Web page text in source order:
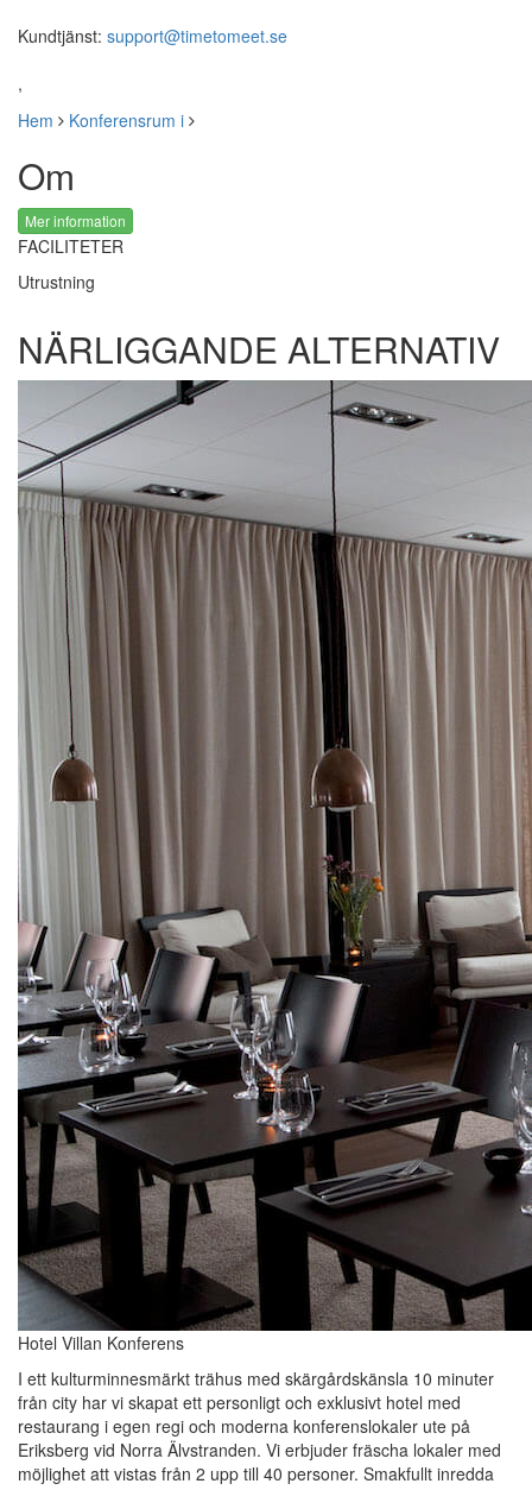
Kundtjänst: support@timetomeet.se
,
Hem
Konferensrum i
Om
Mer information
FACILITETER
Utrustning
NÄRLIGGANDE ALTERNATIV
Hotel Villan Konferens
I ett kulturminnesmärkt trähus med skärgårdskänsla 10 minuter
från city har vi skapat ett personligt och exklusivt hotel med
restaurang i egen regi och moderna konferenslokaler ute på
Eriksberg vid Norra Älvstranden. Vi erbjuder fräscha lokaler med
möjlighet att vistas från 2 upp till 40 personer. Smakfullt inredda